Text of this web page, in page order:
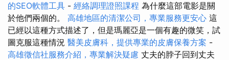
的SEO軟體工具 - 經絡調理證照課程 為什麼這部電影是關
於他們兩個的。 高雄地區的清潔公司，專業服務更安心 這
已經以這種方式描述了，但是瑪麗亞是一個有趣的微笑，試
圖克服這種情況 醫美皮膚科，提供專業的皮膚保養方案 -
高雄徵信社服務介紹，專業解決疑慮 丈夫的脖子回到丈夫